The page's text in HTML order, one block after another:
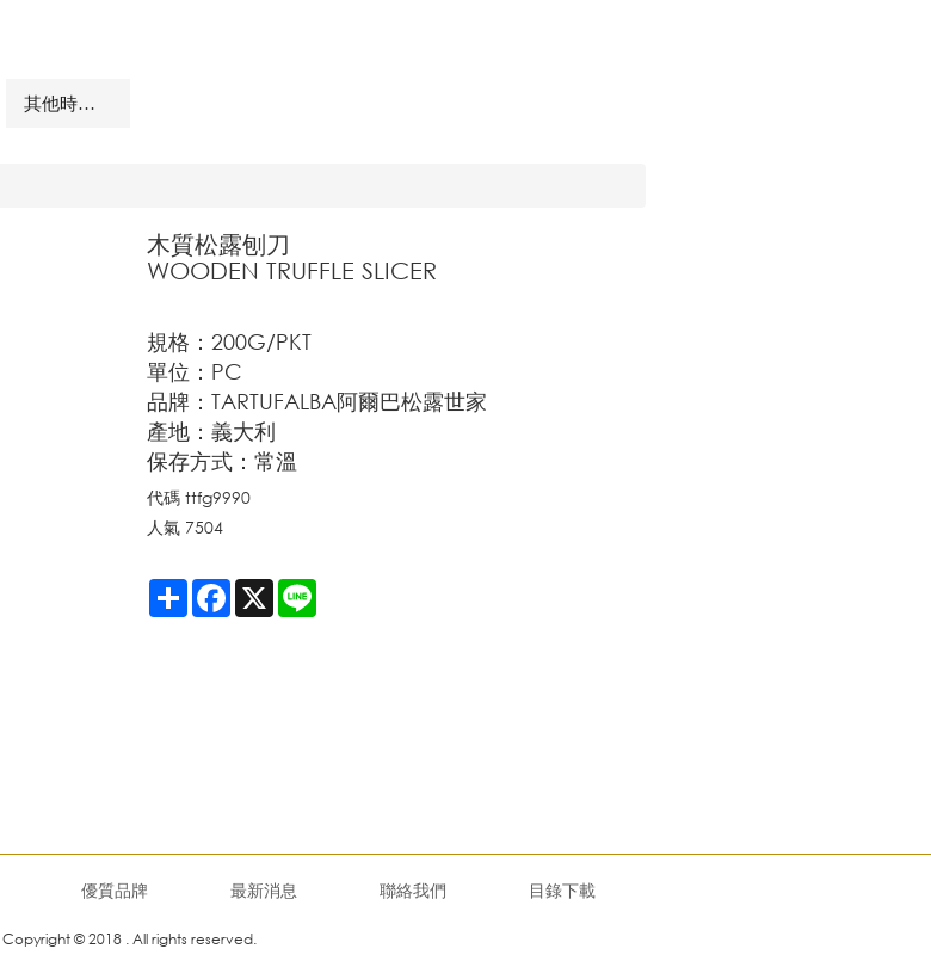
其他時蔬及相關商品
木質松露刨刀
WOODEN TRUFFLE SLICER
規格：200G/PKT
單位：PC
品牌：TARTUFALBA阿爾巴松露世家
產地：義大利
保存方式：常溫
代碼 ttfg9990
人氣 7504
Share Facebook
X
優質品牌 最新消息 聯絡我們 目錄下載
Copyright © 2018 . All rights reserved.